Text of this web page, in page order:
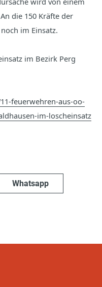
die 150 Kräfte der
im Einsatz.
im Bezirk Perg
feuerwehren-aus-oo-
im-loscheinsatz
Whatsapp